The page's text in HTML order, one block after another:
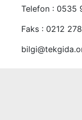
Telefon : 0535
Faks : 0212